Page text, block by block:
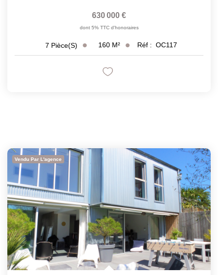
630 000 €
dont 5% TTC d'honoraires
7 Pièce(s) 160 M² Réf : OC117
Vendu Par L'agence